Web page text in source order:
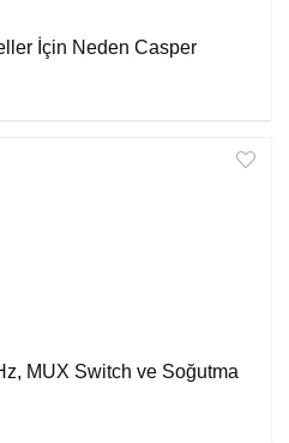
İçin Neden Casper
MUX Switch ve Soğutma